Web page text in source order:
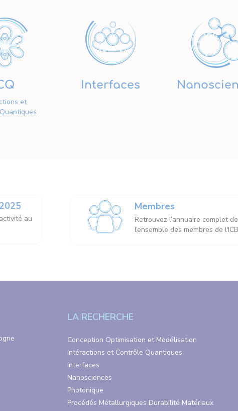
et
Interfaces
au
Membres
Retrouvez l’annuaire complet de
l’ensemble des membres de l'ICB
LA RECHERCHE
Conception Optimisation et Modélisation
Intéractions et Contrôle Quantiques
Interfaces
Nanosciences
Photonique
Procédés Métallurgiques Durabilité Matériaux